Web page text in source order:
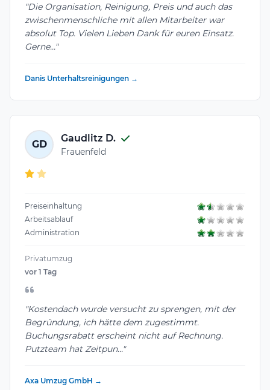
"Die Organisation, Reinigung, Preis und auch das
zwischenmenschliche mit allen Mitarbeiter war
absolut Top. Vielen Lieben Dank für euren Einsatz.
Gerne..."
Danis Unterhaltsreinigungen →
GD
Gaudlitz D.
Frauenfeld
Preiseinhaltung
Arbeitsablauf
Administration
Privatumzug
vor 1 Tag
"Kostendach wurde versucht zu sprengen, mit der
Begründung, ich hätte dem zugestimmt.
Buchungsrabatt erscheint nicht auf Rechnung.
Putzteam hat Zeitpun..."
Axa Umzug GmbH →